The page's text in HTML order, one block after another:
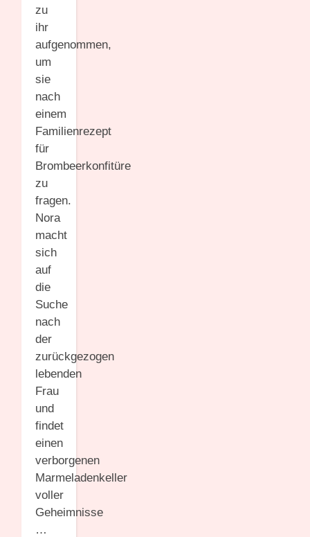
zu
ihr
aufgenommen,
um
sie
nach
einem
Familienrezept
für
Brombeerkonfitüre
zu
fragen.
Nora
macht
sich
auf
die
Suche
nach
der
zurückgezogen
lebenden
Frau
und
findet
einen
verborgenen
Marmeladenkeller
voller
Geheimnisse
…